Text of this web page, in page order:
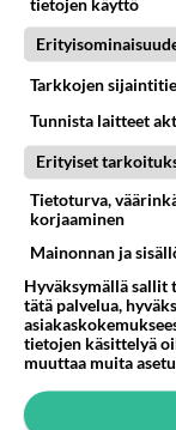
sietämisen
hetkinä en
olivatkin
minä ole
tiedän, että
valmiiksi
muka? Ihan
1 Äänestä
tietojen käyttö
Tarkkojen
Tunnista laitteet
Erityiset
Tietoturva,
korjaaminen
Mainonnan ja
Hyväksymällä sallit
tätä palvelua,
tietojen käsittelyä
muuttaa muita